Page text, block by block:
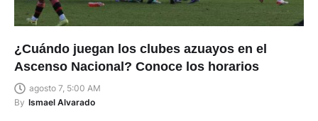
¿Cuándo juegan los clubes azuayos en el
Ascenso Nacional? Conoce los horarios
agosto 7, 5:00 AM
By Ismael Alvarado